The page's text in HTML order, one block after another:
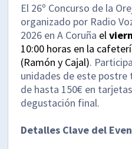
El 26º Concurso de la
organizado por Radio
2026 en A Coruña el
10:00 horas en la
(Ramón y Cajal).
unidades de este
de hasta 150€ en
degustación final.
Detalles Clave del